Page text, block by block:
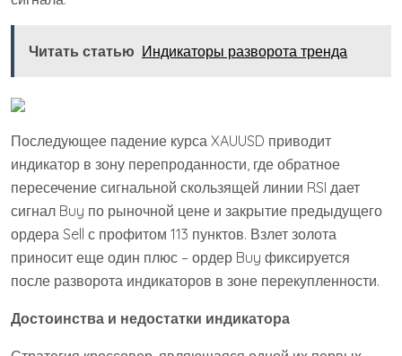
Читать статью Индикаторы разворота тренда
Последующее падение курса XAUUSD приводит
индикатор в зону перепроданности, где обратное
пересечение сигнальной скользящей линии RSI дает
сигнал Buy по рыночной цене и закрытие предыдущего
ордера Sell с профитом 113 пунктов. Взлет золота
приносит еще один плюс – ордер Buy фиксируется
после разворота индикаторов в зоне перекупленности.
Достоинства и недостатки индикатора